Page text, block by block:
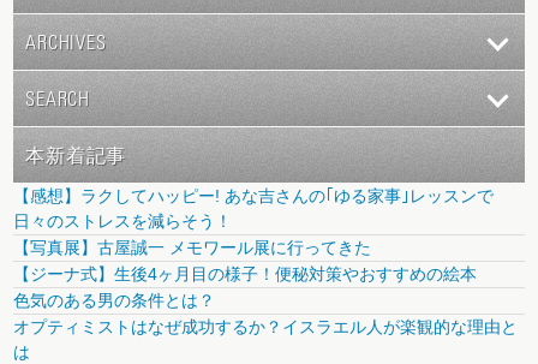
ARCHIVES
SEARCH
本新着記事
【感想】ラクしてハッピー! あな吉さんの｢ゆる家事｣レッスンで
日々のストレスを減らそう！
【写真展】古屋誠一 メモワール展に行ってきた
【ジーナ式】生後4ヶ月目の様子！便秘対策やおすすめの絵本
色気のある男の条件とは？
オプティミストはなぜ成功するか？イスラエル人が楽観的な理由と
は